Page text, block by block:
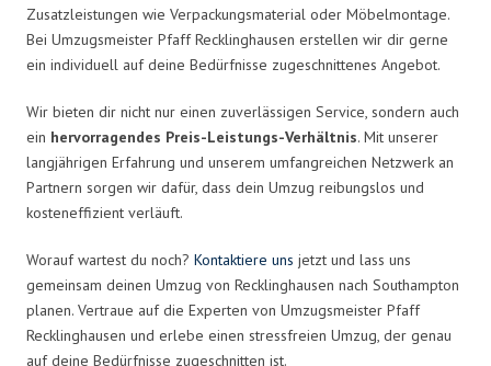
Zusatzleistungen wie Verpackungsmaterial oder Möbelmontage.
Bei Umzugsmeister Pfaff Recklinghausen erstellen wir dir gerne
ein individuell auf deine Bedürfnisse zugeschnittenes Angebot.
Wir bieten dir nicht nur einen zuverlässigen Service, sondern auch
ein hervorragendes Preis-Leistungs-Verhältnis. Mit unserer
langjährigen Erfahrung und unserem umfangreichen Netzwerk an
Partnern sorgen wir dafür, dass dein Umzug reibungslos und
kosteneffizient verläuft.
Worauf wartest du noch? Kontaktiere uns jetzt und lass uns
gemeinsam deinen Umzug von Recklinghausen nach Southampton
planen. Vertraue auf die Experten von Umzugsmeister Pfaff
Recklinghausen und erlebe einen stressfreien Umzug, der genau
auf deine Bedürfnisse zugeschnitten ist.